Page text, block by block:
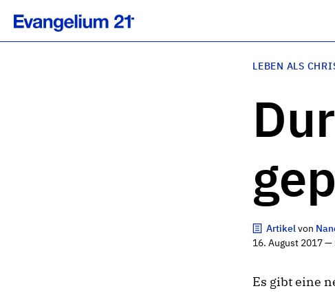
LEBEN ALS
Artikelvon
16. August 2017 —
Es gibt eine